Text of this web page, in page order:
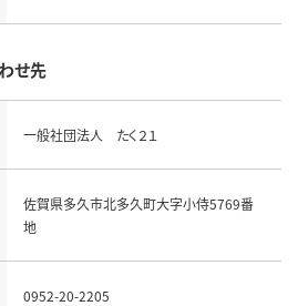
せ先
一般社団法人 たく２１
佐賀県多久市北多久町大字小侍5769番
地
0952-20-2205